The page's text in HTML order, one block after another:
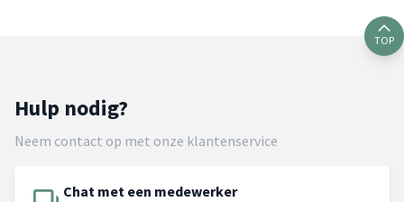
TOP
Hulp nodig?
Neem contact op met onze klantenservice
Chat met een medewerker